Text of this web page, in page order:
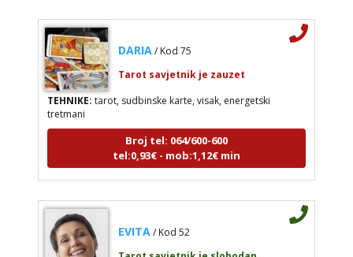
DARIA
/ Kod 75
Tarot savjetnik je zauzet
TEHNIKE:tarot, sudbinske karte, visak, energetski
tretmani
Broj tel: 064/600-600
tel:0,93€ - mob:1,12€ min
EVITA
/ Kod 52
Tarot savjetnik je slobodan